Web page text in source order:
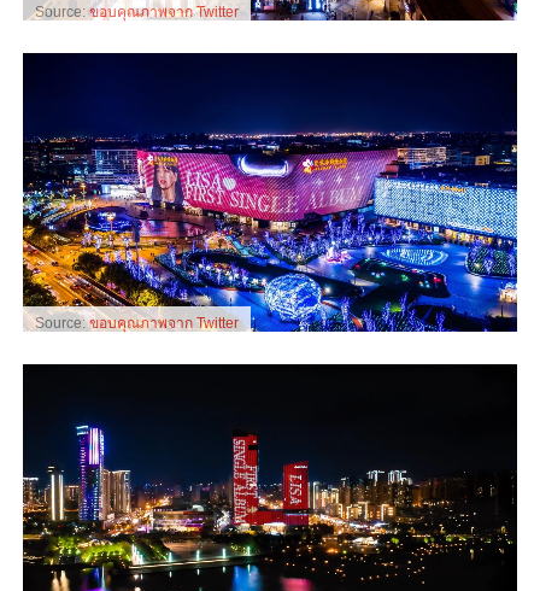
Source: ขอบคุณภาพจาก Twitter
Source:ขอบคุณภาพจาก Twitter